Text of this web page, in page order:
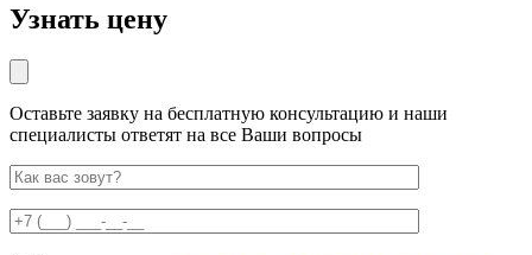
Узнать цену
Оставьте заявку на бесплатную консультацию и наши
специалисты ответят на все Ваши вопросы